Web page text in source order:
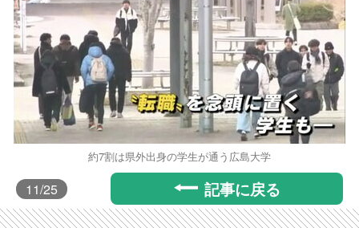
約7割は県外出身の学生が通う広島大学
11/25 記事に戻る